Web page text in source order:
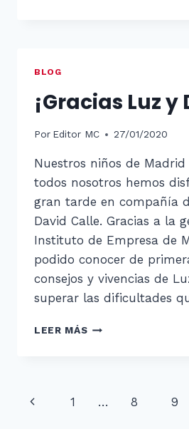
BLOG
¡Gracias Luz
Por Editor MC 27/01/2020
Nuestros niños de
todos nosotros hemos
gran tarde en compañía
David Calle. Gracias a la
Instituto de Empresa de
podido conocer de
consejos y vivencias de
superar las dificultades
LEER MÁS¡GRACIAS
Navegación
Página
1 … 8 9